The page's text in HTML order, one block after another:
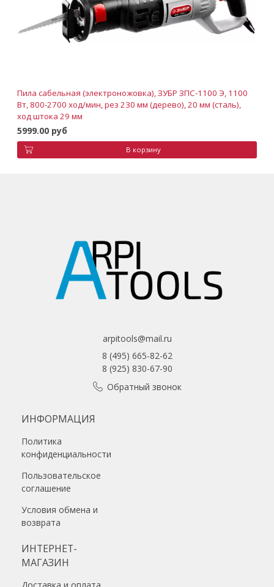
Пила сабельная (электроножовка), ЗУБР ЗПС-1100 Э, 1100
Вт, 800-2700 ход/мин, рез 230 мм (дерево), 20 мм (сталь),
ход штока 29 мм
5999.00 руб
В корзину
arpitools@mail.ru
8 (495) 665-82-62
8 (925) 830-67-90
Обратный звонок
ИНФОРМАЦИЯ
Политика
конфиденциальности
Пользовательское
соглашение
Условия обмена и
возврата
ИНТЕРНЕТ-
МАГАЗИН